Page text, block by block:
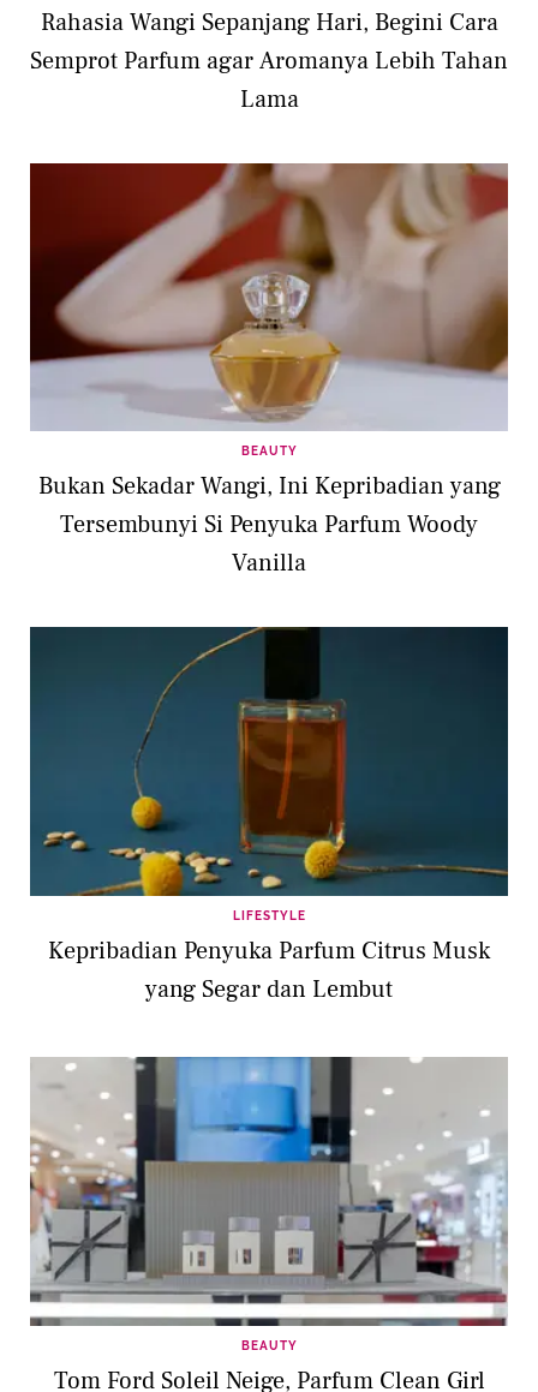
Rahasia Wangi Sepanjang Hari, Begini Cara
Semprot Parfum agar Aromanya Lebih Tahan
Lama
BEAUTY
Bukan Sekadar Wangi, Ini Kepribadian yang
Tersembunyi Si Penyuka Parfum Woody
Vanilla
LIFESTYLE
Kepribadian Penyuka Parfum Citrus Musk
yang Segar dan Lembut
BEAUTY
Tom Ford Soleil Neige, Parfum Clean Girl